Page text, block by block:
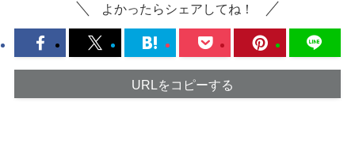
よかったらシェアしてね！
URLをコピーする